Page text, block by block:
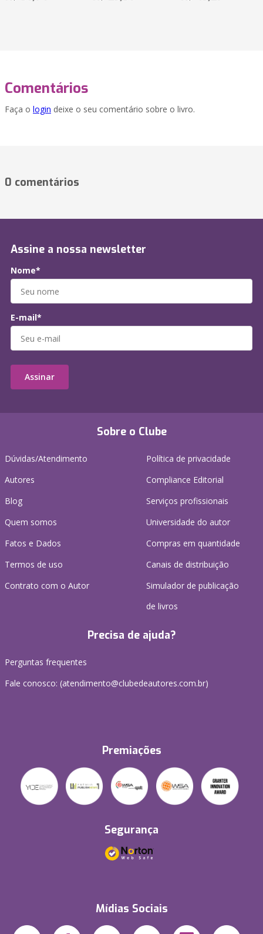
Comentários
Faça o login deixe o seu comentário sobre o livro.
0 comentários
Sobre o Clube
Dúvidas/Atendimento
Autores
Blog
Quem somos
Fatos e Dados
Termos de uso
Contrato com o Autor
Política de privacidade
Compliance Editorial
Serviços profissionais
Universidade do autor
Compras em quantidade
Canais de distribuição
Simulador de publicação
de livros
Precisa de ajuda?
Perguntas frequentes
Fale conosco: (atendimento@clubedeautores.com.br)
Premiações
Segurança
Mídias Sociais
Assine a nossa newsletter
Nome*
E-mail*
Assinar